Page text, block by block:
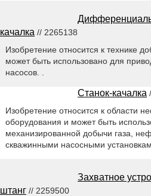
качалка // 2265138
Изобретение относится к технике
может быть использовано для
насосов. .
Станок-качалка
Изобретение относится к области
оборудования и может быть
механизированной добычи газа,
скважинными насосными
Захватное
штанг // 2259500